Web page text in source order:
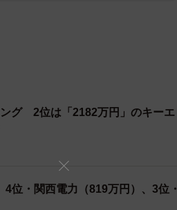
などを行っています。
薬」（1115万円）、6位「モダリ
」（1064万円）が続きました。
グ 2位は「2182万円」のキーエ
位・関西電力（819万円）、3位・